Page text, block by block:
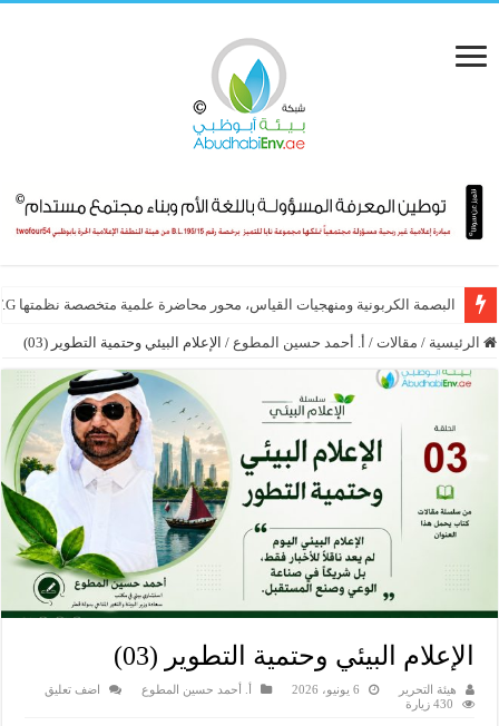
البصمة الكربونية ومنهجيات القياس، محور محاضرة علمية متخصصة نظمتها E.T.G
الشبكة الإقليمية للمسؤولية الاجتماعية تطلق “جائزة الإنجاز مدى الحياة في
الرئيسية / مقالات / أ. أحمد حسين المطوع / الإعلام البيئي وحتمية التطوير (03)
الإعلام البيئي وحتمية التطوير (03)
هيئة التحرير 6 يونيو، 2026 أ. أحمد حسين المطوع
اضف تعليق
430 زيارة